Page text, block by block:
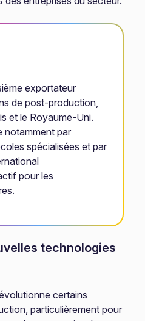
exportateur
de post-production,
et le Royaume-Uni.
notamment par
spécialisées et par
pour les
technologies
certains
particulièrement pour